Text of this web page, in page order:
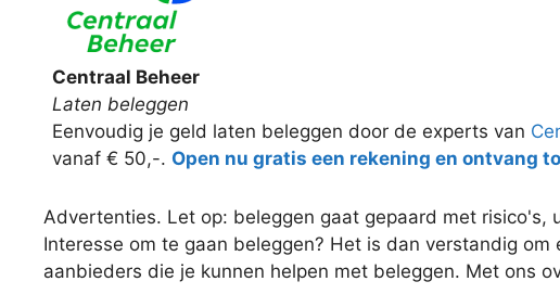
Centraal Beheer
Laten beleggen
Eenvoudig je geld laten beleggen door de experts van
vanaf € 50,-. Open nu gratis een rekening en ontvang
Advertenties. Let op: beleggen gaat gepaard met risico's,
Interesse om te gaan beleggen? Het is dan verstandig
aanbieders die je kunnen helpen met beleggen. Met ons